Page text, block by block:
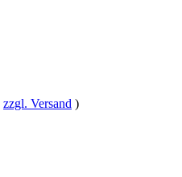
zzgl. Versand )